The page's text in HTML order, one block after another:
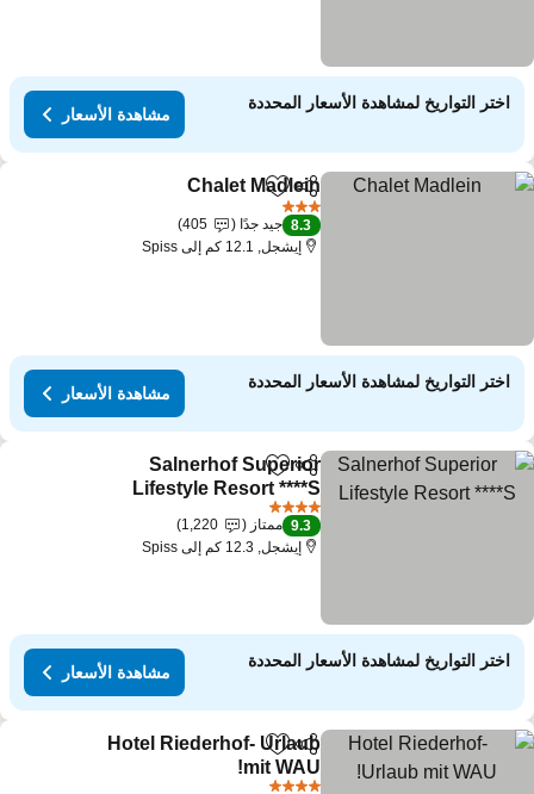
اختر التواريخ لمشاهدة الأسعار المحددة
مشاهدة الأسعار
مشاركةAdd to favorites
Chalet Madlein
8.3 جيد جدًا
405
إيشجل, 12.1 كم إلى Spiss
اختر التواريخ لمشاهدة الأسعار المحددة
مشاهدة الأسعار
مشاركةAdd to favorites
Salnerhof Superior
Lifestyle Resort ****S
9.3 ممتاز
1,220
إيشجل, 12.3 كم إلى Spiss
اختر التواريخ لمشاهدة الأسعار المحددة
مشاهدة الأسعار
مشاركةAdd to favorites
Hotel Riederhof- Urlaub
mit WAU!